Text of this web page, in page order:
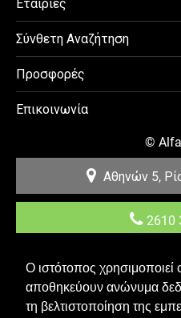
Ο ιστότοπος
αποθηκεύουν ανώνυμα
τη βελτιστοποίηση της
Εταιρίες
Σύνθετη Αναζήτηση
Προσφορές
Επικοινωνία
©
Αθηνών 5,
2610
Κατασκευή &